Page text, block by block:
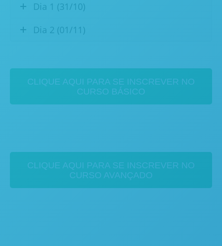
Dia 1 (31/10)
Dia 2 (01/11)
CLIQUE AQUI PARA SE INSCREVER NO
CURSO BÁSICO
CLIQUE AQUI PARA SE INSCREVER NO
CURSO AVANÇADO